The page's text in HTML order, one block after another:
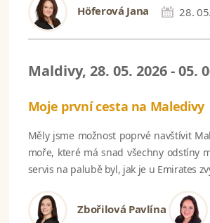
Höferová Jana 28.
Maldivy, 28. 05. 2026 - 05.
Moje první cesta na Maledivy
Měly jsme možnost poprvé navštívit
moře, které má snad všechny odstíny
servis na palubě byl, jak je u Emirates
Zbořilová Pavlína